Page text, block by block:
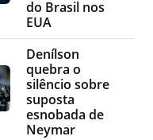
do Brasil nos
EUA
Denílson
quebra o
silêncio sobre
suposta
esnobada de
Neymar